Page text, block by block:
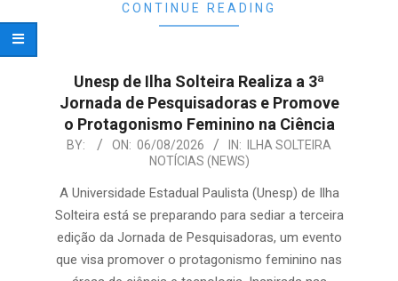
CONTINUE READING
Unesp de Ilha Solteira Realiza a 3ª
Jornada de Pesquisadoras e Promove
o Protagonismo Feminino na Ciência
2026-
06
BY: ON: 06/08/2026 IN:
ILHA SOLTEIRA
NOTÍCIAS (NEWS)
A Universidade Estadual Paulista (Unesp) de Ilha
Solteira está se preparando para sediar a terceira
edição da Jornada de Pesquisadoras, um evento
que visa promover o protagonismo feminino nas